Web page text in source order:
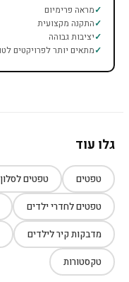
מראה פרימיום
התקנה מקצועית
יציבות גבוהה
מתאים יותר לפרויקטים
גלו עוד
טפטים טפטים לסלון
טפטים לחדרי ילדים
מדבקות קיר לילדים
טקסטורות